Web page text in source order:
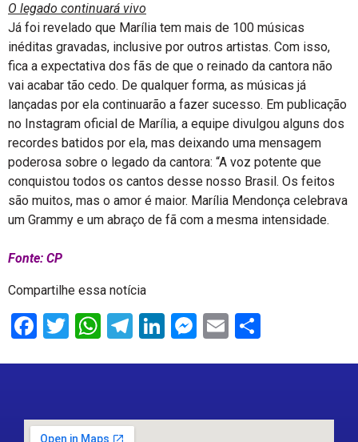
O legado continuará vivo
Já foi revelado que Marília tem mais de 100 músicas
inéditas gravadas, inclusive por outros artistas. Com isso,
fica a expectativa dos fãs de que o reinado da cantora não
vai acabar tão cedo. De qualquer forma, as músicas já
lançadas por ela continuarão a fazer sucesso. Em publicação
no Instagram oficial de Marília, a equipe divulgou alguns dos
recordes batidos por ela, mas deixando uma mensagem
poderosa sobre o legado da cantora: “A voz potente que
conquistou todos os cantos desse nosso Brasil. Os feitos
são muitos, mas o amor é maior. Marília Mendonça celebrava
um Grammy e um abraço de fã com a mesma intensidade.
Fonte: CP
Compartilhe essa notícia
Facebook
Twitter
WhatsApp
Telegram
LinkedIn
Messenger
Email